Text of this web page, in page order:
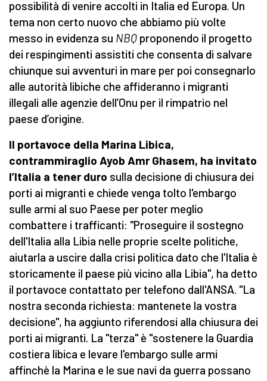
possibilità di venire accolti in Italia ed Europa. Un
tema non certo nuovo che abbiamo più volte
messo in evidenza su NBQ proponendo il progetto
dei respingimenti assistiti che consenta di salvare
chiunque sui avventuri in mare per poi consegnarlo
alle autorità libiche che affideranno i migranti
illegali alle agenzie dell’Onu per il rimpatrio nel
paese d’origine.
Il portavoce della Marina Libica,
contrammiraglio Ayob Amr Ghasem, ha invitato
l’Italia a tener duro sulla decisione di chiusura dei
porti ai migranti e chiede venga tolto l'embargo
sulle armi al suo Paese per poter meglio
combattere i trafficanti: "Proseguire il sostegno
dell'Italia alla Libia nelle proprie scelte politiche,
aiutarla a uscire dalla crisi politica dato che l'Italia è
storicamente il paese più vicino alla Libia", ha detto
il portavoce contattato per telefono dall'ANSA. "La
nostra seconda richiesta: mantenete la vostra
decisione", ha aggiunto riferendosi alla chiusura dei
porti ai migranti. La "terza" è "sostenere la Guardia
costiera libica e levare l'embargo sulle armi
affinchè la Marina e le sue navi da guerra possano